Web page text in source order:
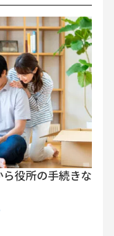
役所の手続きな